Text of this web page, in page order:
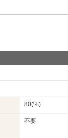
80(%)
不要